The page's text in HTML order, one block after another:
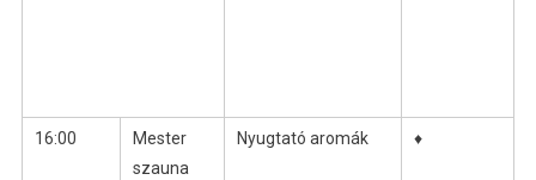
16:00
Mester
szauna
Nyugtató aromák ♦